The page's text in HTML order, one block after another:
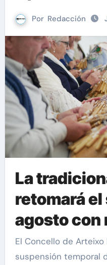
Por Redacción
La
retomará el
agosto con
El Concello de Arteixo ha anunciado la
suspensión temporal